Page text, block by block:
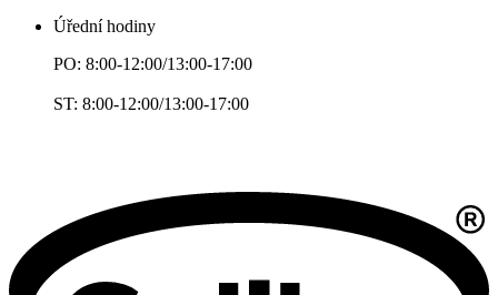
Úřední hodiny
PO: 8:00-12:00/13:00-17:00
ST: 8:00-12:00/13:00-17:00